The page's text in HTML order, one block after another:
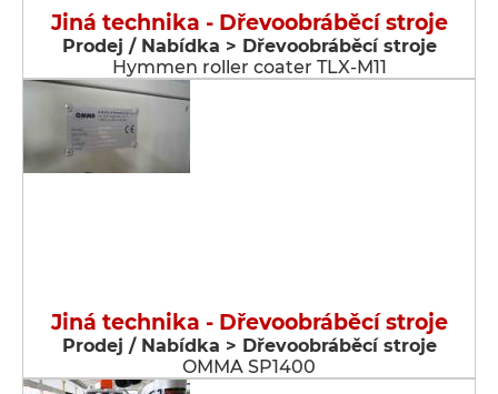
Jiná technika - Dřevoobráběcí stroje
Prodej / Nabídka > Dřevoobráběcí stroje
Hymmen roller coater TLX-M11
Jiná technika - Dřevoobráběcí stroje
Prodej / Nabídka > Dřevoobráběcí stroje
OMMA SP1400